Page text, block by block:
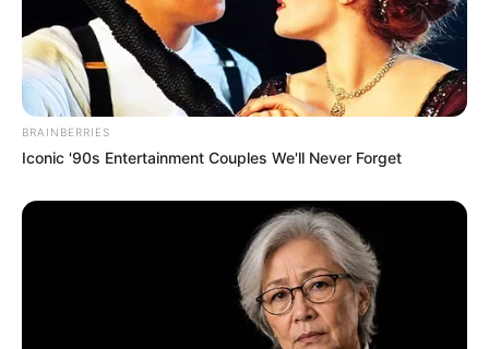
BRAINBERRIES
Iconic '90s Entertainment Couples We'll Never Forget